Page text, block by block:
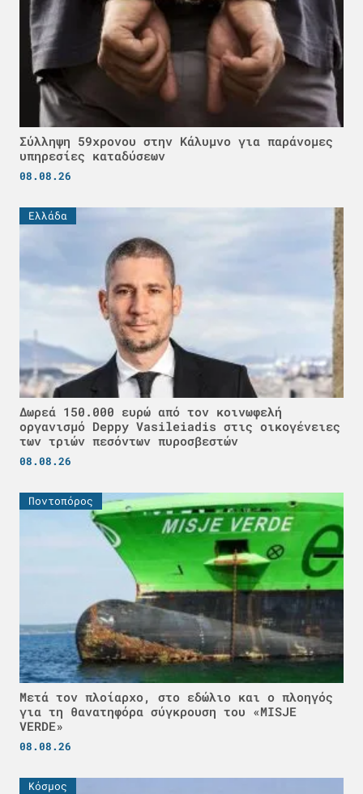
Σύλληψη 59χρονου στην Κάλυμνο για παράνομες
υπηρεσίες καταδύσεων
08.08.26
Ελλάδα
Δωρεά 150.000 ευρώ από τον κοινωφελή
οργανισμό Deppy Vasileiadis στις οικογένειες
των τριών πεσόντων πυροσβεστών
08.08.26
Ποντοπόρος
Μετά τον πλοίαρχο, στο εδώλιο και ο πλοηγός
για τη θανατηφόρα σύγκρουση του «MISJE
VERDE»
08.08.26
Κόσμος